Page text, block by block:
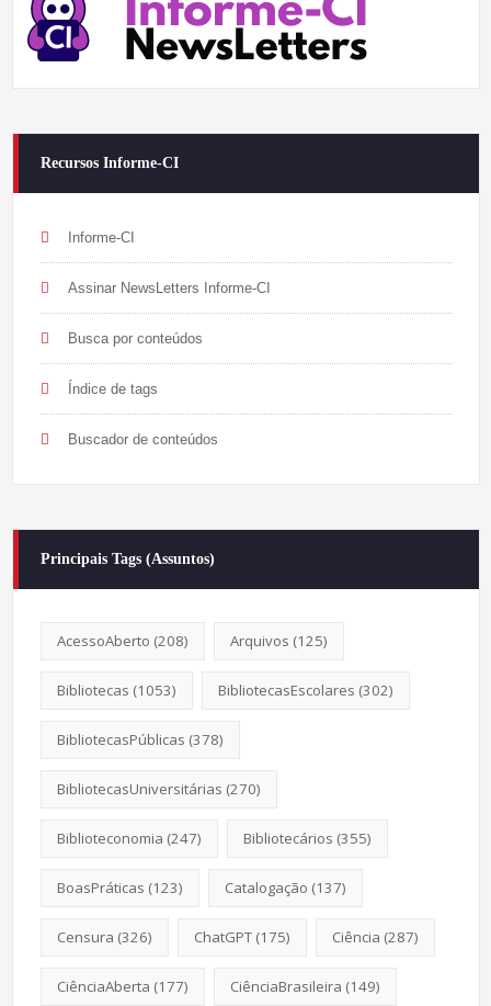
Recursos Informe-CI
Informe-CI
Assinar NewsLetters Informe-CI
Busca por conteúdos
Índice de tags
Buscador de conteúdos
Principais Tags (Assuntos)
AcessoAberto (208) Arquivos (125)
Bibliotecas (1053) BibliotecasEscolares (302)
BibliotecasPúblicas (378)
BibliotecasUniversitárias (270)
Biblioteconomia (247) Bibliotecários (355)
BoasPráticas (123) Catalogação (137)
Censura (326) ChatGPT(175) Ciência (287)
CiênciaAberta (177) CiênciaBrasileira (149)